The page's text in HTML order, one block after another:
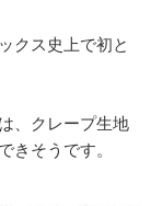
クス史上で初と
、クレープ生地
きそうです。